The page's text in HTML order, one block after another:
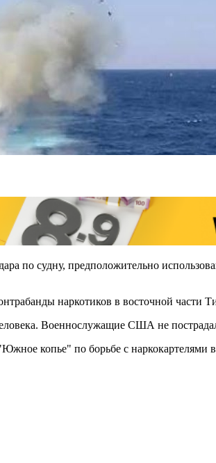
судну, предположительно
наркотиков в восточной части
Военнослужащие США не
копье" по борьбе с наркокартелями в